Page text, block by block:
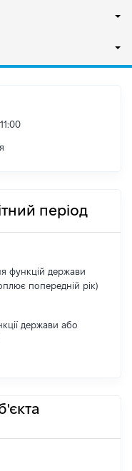
період
функцій держави
попередній рік)
держави або